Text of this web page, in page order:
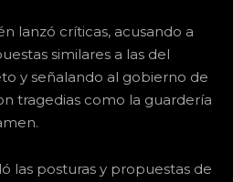
lanzó críticas, acusando a
similares a las del
y señalando al gobierno de
tragedias como la guardería
las posturas y propuestas de